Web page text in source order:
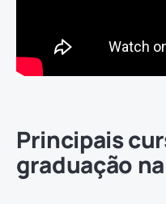
Principais
graduação